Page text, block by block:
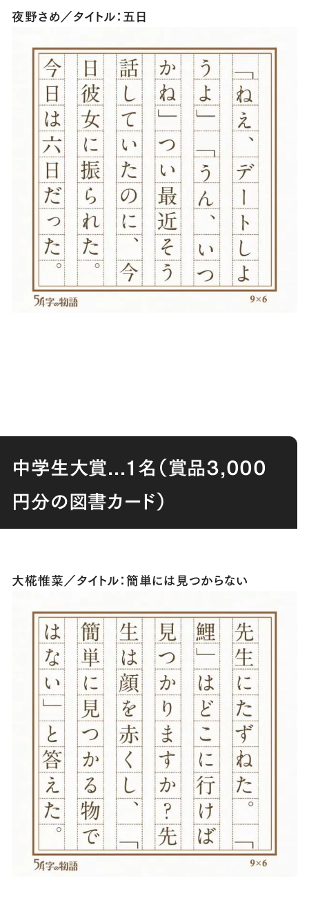
夜野さめ／タイトル：五日
中学生大賞...１名（賞品3,000
円分の図書カード）
大椛惟菜／タイトル：簡単には見つからない